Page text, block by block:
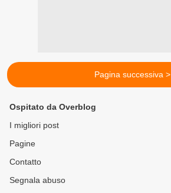
Pagina successiva >
Ospitato da Overblog
I migliori post
Pagine
Contatto
Segnala abuso